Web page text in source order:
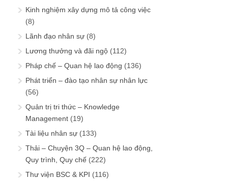
Kinh nghiệm xây dựng mô tả công việc
(8)
Lãnh đạo nhân sự (8)
Lương thưởng và đãi ngộ (112)
Pháp chế – Quan hệ lao động (136)
Phát triển – đào tạo nhân sự nhân lực
(56)
Quản trị tri thức – Knowledge
Management (19)
Tài liệu nhân sự (133)
Thải – Chuyện 3Q – Quan hệ lao động,
Quy trình, Quy chế (222)
Thư viện BSC & KPI (116)